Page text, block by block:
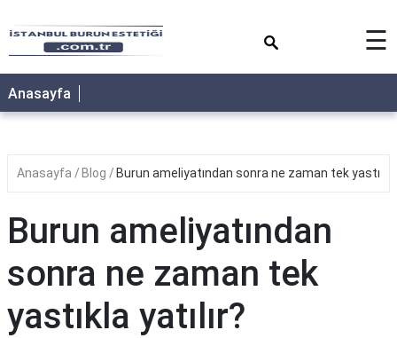
☰
Anasayfa
Anasayfa Blog Burun ameliyatından sonra ne zaman tek yastıkla
Burun ameliyatından
sonra ne zaman tek
yastıkla yatılır?